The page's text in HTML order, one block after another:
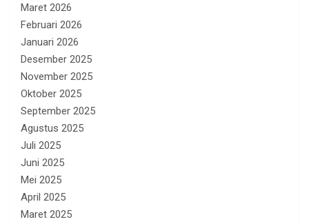
Maret 2026
Februari 2026
Januari 2026
Desember 2025
November 2025
Oktober 2025
September 2025
Agustus 2025
Juli 2025
Juni 2025
Mei 2025
April 2025
Maret 2025